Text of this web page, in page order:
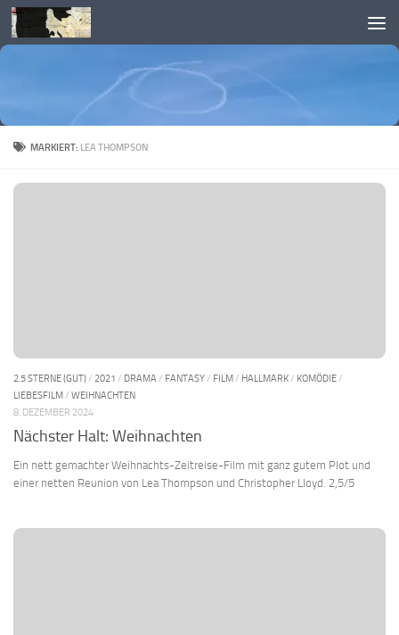
Skip to content
MARKIERT: LEA THOMPSON
2.5 STERNE (GUT)/ 2021 / DRAMA / FANTASY/ FILM/ HALLMARK/ KOMÖDIE/
LIEBESFILM/ WEIHNACHTEN
8. DEZEMBER 2024
Nächster Halt: Weihnachten
Ein nett gemachter Weihnachts-Zeitreise-Film mit ganz gutem Plot und
einer netten Reunion von Lea Thompson und Christopher Lloyd. 2,5/5